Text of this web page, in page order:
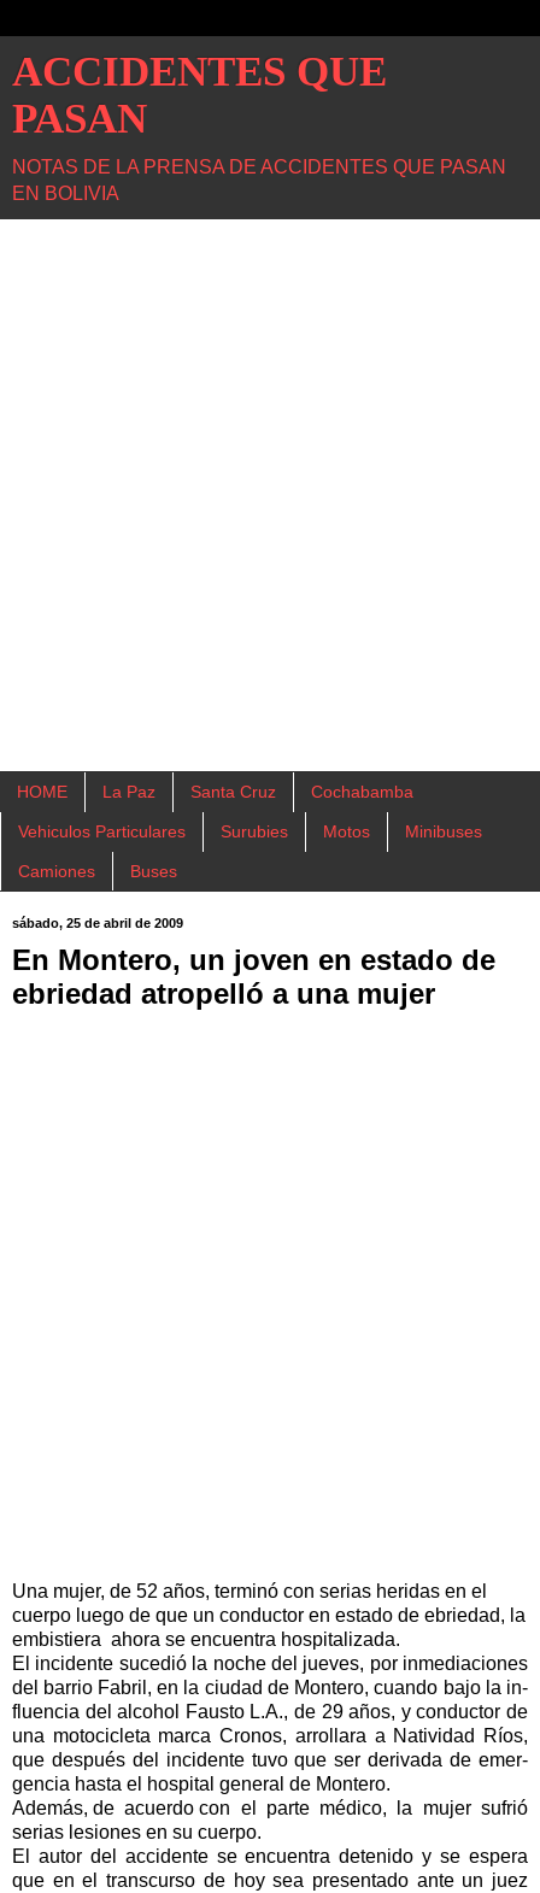
ACCIDENTES QUE
PASAN
NOTAS DE LA PRENSA DE ACCIDENTES QUE PASAN
EN BOLIVIA
HOME La Paz Santa Cruz Cochabamba
Vehiculos Particulares Surubies Motos Minibuses
Camiones Buses
sábado, 25 de abril de 2009
En Montero, un joven en estado de
ebriedad atropelló a una mujer
Una mu­jer, de 52 años, ter­mi­nó con se­rias he­ri­das en el
cuerpo lue­go de que un con­duc­tor en es­ta­do de ebrie­dad, la
em­bis­tie­ra aho­ra se en­cuen­tra hos­pi­ta­li­za­da.
El in­ci­den­te su­ce­dió la no­che del jue­ves, por in­me­dia­cio­nes
del ba­rrio Fa­bril, en la ciudad de Montero, cuan­do ba­jo la in­
fluen­cia del al­co­hol Faus­to L.A., de 29 años, y con­duc­tor de
una mo­to­ci­cle­ta mar­ca Cro­nos, arrollara a Na­ti­vi­dad Ríos,
que des­pués del in­ci­den­te tu­vo que ser de­ri­va­da de emer­
gen­cia has­ta el hos­pi­tal ge­ne­ral de Mon­te­ro.
Ade­más, de acuer­do con el par­te mé­di­co, la mujer sufrió
serias lesiones en su cuerpo.
El autor del accidente se encuentra detenido y se espera
que en el transcurso de hoy sea presentado ante un juez